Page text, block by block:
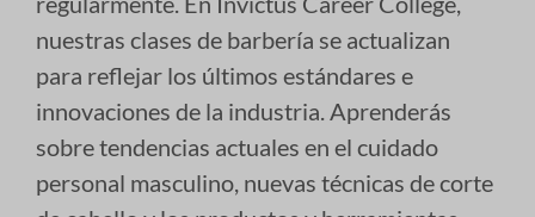
nuestras clases de barbería se actualizan
para reflejar los últimos estándares e
innovaciones de la industria. Aprenderás
sobre tendencias actuales en el cuidado
personal masculino, nuevas técnicas de corte